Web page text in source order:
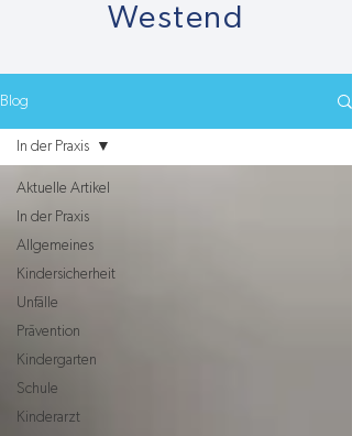
Westend
Blog
Aktuelle Artikel
In der Praxis
Allgemeines
Kindersicherheit
Unfälle
Prävention
Kindergarten
Schule
Kinderarzt
In der Praxis